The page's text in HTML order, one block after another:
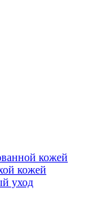
кожей
кожей
уход